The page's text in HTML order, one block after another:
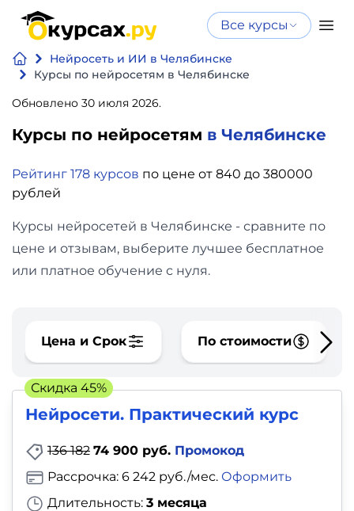
Все курсы
Нейросеть и ИИ в Челябинске
Курсы по нейросетям в Челябинске
Обновлено 30 июля 2026.
Курсы по нейросетям в Челябинске
Рейтинг 178 курсов по цене от 840 до 380000
рублей
Курсы нейросетей в Челябинске - сравните по
цене и отзывам, выберите лучшее бесплатное
или платное обучение с нуля.
Цена и Срок По стоимости
Нейросети. Практический курс
136 182 74 900 руб. Промокод
Длительность: 3 месяца
Рассрочка: 6 242 руб./мес. Оформить
Скидка 45%
Нейросеть
и ИИ
и
Дизайн
Видео,
фото,
аудио
Маркетинг
Иностранный
язык
Нейросеть и ИИ
интеллекту
Бесплатно